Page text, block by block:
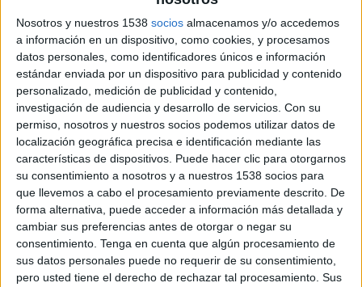
Nosotros y nuestros 1538 socios almacenamos y/o accedemos
a información en un dispositivo, como cookies, y procesamos
datos personales, como identificadores únicos e información
estándar enviada por un dispositivo para publicidad y contenido
personalizado, medición de publicidad y contenido,
investigación de audiencia y desarrollo de servicios. Con su
permiso, nosotros y nuestros socios podemos utilizar datos de
localización geográfica precisa e identificación mediante las
características de dispositivos. Puede hacer clic para otorgarnos
su consentimiento a nosotros y a nuestros 1538 socios para
que llevemos a cabo el procesamiento previamente descrito. De
forma alternativa, puede acceder a información más detallada y
cambiar sus preferencias antes de otorgar o negar su
consentimiento. Tenga en cuenta que algún procesamiento de
sus datos personales puede no requerir de su consentimiento,
pero usted tiene el derecho de rechazar tal procesamiento. Sus
Aquest augment estaria fomentat sobretot per
l'arribada delsfons europeus Next Generation
El programa Garrotxa Domus té per objectiu
impulsar l'eficiència energètica i l'energia
renovables en edificis de la comarca. Aquesta
iniciativa ha convertit la Garrotxa en una
comarca pionera en l'acompanyament de
polítiques energètiques i els impulsors del
projecte tanquen el 2021 amb un bon balanç
per la valoració de consistoris i usuaris que en
formen part.